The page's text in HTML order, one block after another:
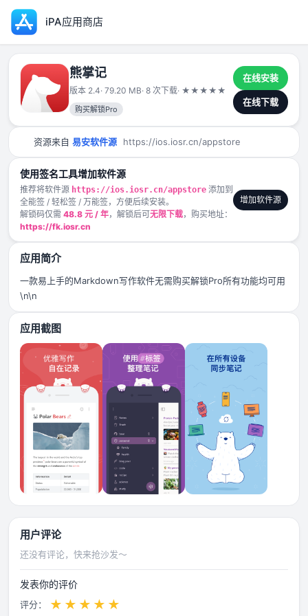
iPA应用商店
熊掌记
版本 2.4· 79.20 MB· 8 次下载· ★ ★ ★ ★ ★
2025-05-09
购买解锁Pro
在线安装
在线下载
资源来自 易安软件源 https://ios.iosr.cn/appstore
使用签名工具增加软件源
推荐将软件源 https://ios.iosr.cn/appstore 添加到
全能签 / 轻松签 / 万能签，方便后续安装。
解锁码仅需 48.8 元 / 年，解锁后可无限下载，购买地址：
https://fk.iosr.cn
增加软件源
应用简介
一款易上手的Markdown写作软件无需购买解锁Pro所有功能均可用
\n\n
应用截图
用户评论
还没有评论，快来抢沙发～
发表你的评价
评分： ★ ★ ★ ★ ★